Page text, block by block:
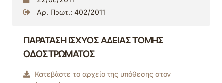
Αρ. Πρωτ.: 402/2011
ΠΑΡΑΤΑΣΗ ΙΣΧΥΟΣ ΑΔΕΙΑΣ ΤΟΜΗΣ
ΟΔΟΣΤΡΩΜΑΤΟΣ
Κατεβάστε το αρχείο της υπόθεσης στον